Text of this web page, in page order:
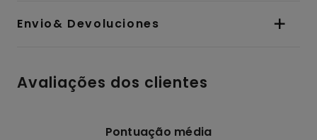
Envio& Devoluciones
Avaliações dos clientes
Pontuação média